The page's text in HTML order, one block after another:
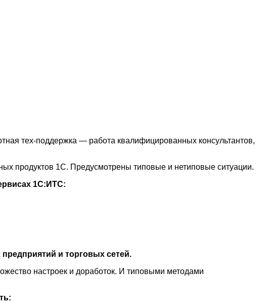
тех-поддержка — работа квалифицированных консультантов,
продуктов 1С. Предусмотрены типовые и нетиповые ситуации.
1С:ИТС:
и торговых сетей.
настроек и доработок. И типовыми методами